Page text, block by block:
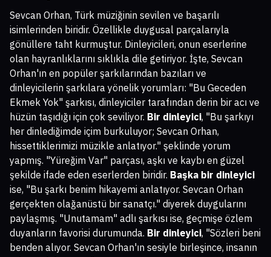
Sevcan Orhan, Türk müziğinin sevilen ve başarılı
isimlerinden biridir. Özellikle duygusal parçalarıyla
gönüllere taht kurmuştur. Dinleyicileri, onun eserlerine
olan hayranlıklarını sıklıkla dile getiriyor. İşte, Sevcan
Orhan'ın en popüler şarkılarından bazıları ve
dinleyicilerin şarkılara yönelik yorumları: "Bu Geceden
Ekmek Yok" şarkısı, dinleyiciler tarafından derin bir acı ve
hüzün taşıdığı için çok seviliyor. Bir dinleyici, "Bu şarkıyı
her dinlediğimde içim burkuluyor; Sevcan Orhan,
hissettiklerimizi müzikle anlatıyor." şeklinde yorum
yapmış. "Yüreğim Var" parçası, aşkı ve kaybı en güzel
şekilde ifade eden eserlerden biridir. Başka bir dinleyici
ise, "Bu şarkı benim hikayemi anlatıyor. Sevcan Orhan
gerçekten olağanüstü bir sanatçı." diyerek duygularını
paylaşmış. "Unutamam" adlı şarkısı ise, geçmişe özlem
duyanların favorisi durumunda. Bir dinleyici, "Sözleri beni
benden alıyor. Sevcan Orhan'ın sesiyle birleşince, insanın